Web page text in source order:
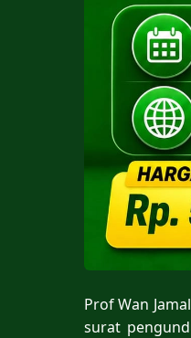
Prof Wan
surat